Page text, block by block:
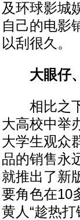
及环球影城
自己的电影
以刮很久。
大眼仔
相比之下
大高校中举
大学生观众
品的销售永
就推出了新
要角色在10
黄人“趁热